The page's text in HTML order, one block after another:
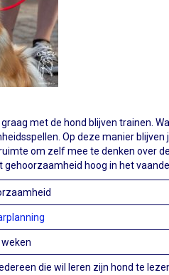
met de hond blijven trainen.
Op deze manier blijven
om zelf mee te denken over
hoog in het
weken
die wil leren zijn hond te